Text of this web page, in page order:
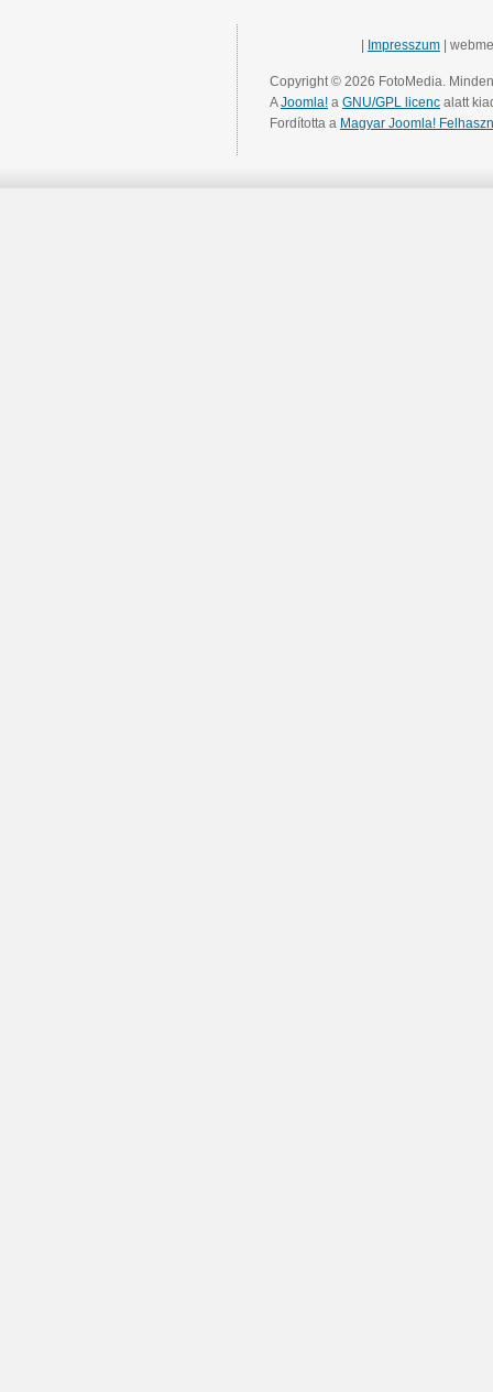
Impresszum |
Copyright © 2026 FotoMedia.
AJoomla! a GNU/GPL licenc alatt
Fordította a Magyar Joomla!